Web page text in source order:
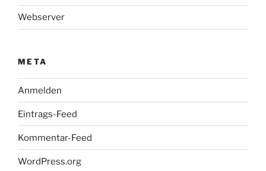
Webserver
META
Anmelden
Eintrags-Feed
Kommentar-Feed
WordPress.org